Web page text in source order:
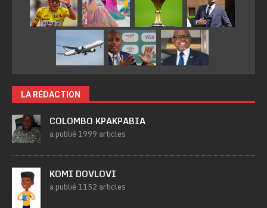
LA RÉDACTION
COLOMBO KPAKPABIA
a publié 1999 articles
KOMI DOVLOVI
a publié 1152 articles